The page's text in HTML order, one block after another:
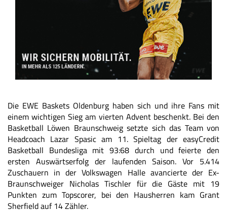
Die EWE Baskets Oldenburg haben sich und ihre Fans mit
einem wichtigen Sieg am vierten Advent beschenkt. Bei den
Basketball Löwen Braunschweig setzte sich das Team von
Headcoach Lazar Spasic am 11. Spieltag der easyCredit
Basketball Bundesliga mit 93:68 durch und feierte den
ersten Auswärtserfolg der laufenden Saison. Vor 5.414
Zuschauern in der Volkswagen Halle avancierte der Ex-
Braunschweiger Nicholas Tischler für die Gäste mit 19
Punkten zum Topscorer, bei den Hausherren kam Grant
Sherfield auf 14 Zähler.